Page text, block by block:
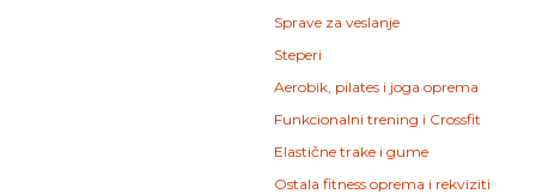
Sprave za veslanje
Steperi
Aerobik, pilates i joga oprema
Funkcionalni trening i Crossfit
Elastične trake i gume
Ostala fitness oprema i rekviziti